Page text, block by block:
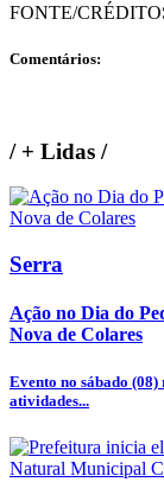
FONTE/
Comentários:
/+ Lidas /
Serra
Ação no Dia do
Nova de Colares
Evento no sábado
atividades...